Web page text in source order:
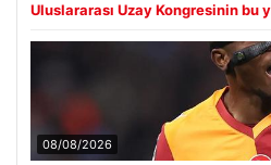
Uluslararası Uzay Kongresinin bu
08/08/2026